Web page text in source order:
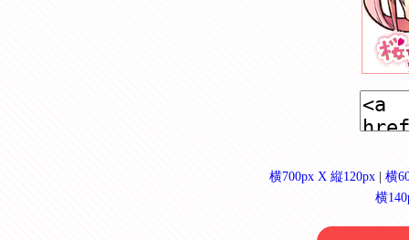
横700px X 縦120px
横
横